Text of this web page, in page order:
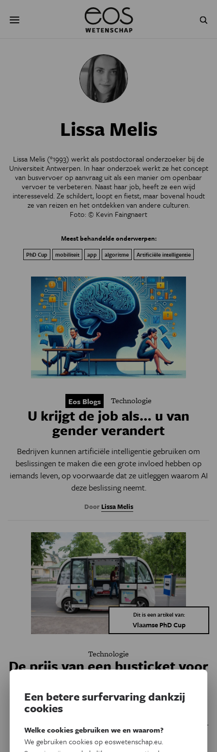
naar
NATUURWETENSCHAPPEN
PSYCHE & BREIN BLOGS
JONGE UITDAGERS
Lissa Melis
Lissa Melis (°1993) werkt als postdoctoraal onderzoeker bij de
Universiteit Antwerpen. In haar onderzoek werkt ze het concept
van busvervoer op aanvraag uit als een manier om openbaar
vervoer te verbeteren. Naast haar job, heeft ze een wijd
interesseveld. Ze schildert, loopt en fietst, maar bovenal houdt
ze van reizen en het ontdekken van andere culturen.
Foto: © Kevin Faingnaert
Meest behandelde onderwerpen:
PhD Cup mobiliteit app algoritme Artificiële intelligentie
Eos Blogs Technologie
U krijgt de job als… u van
gender verandert
Bedrijven kunnen artificiële intelligentie gebruiken om
beslissingen te maken die een grote invloed hebben op
iemands leven, op voorwaarde dat ze uitleggen waarom AI
deze beslissing neemt.
Door Lissa Melis
Dit is een artikel van:
Vlaamse PhD Cup
Technologie
De prijs van een busticket voor
Stel je voor dat je een bus zou boeken net zoals je een rit
via de taxi-app Uber kan bestellen. Dan moeten duizenden
passagiers in honderden bussen gepland worden in minder
dan 1 seconde. En zodra berekend, begint alles opnieuw
Een betere surfervaring dankzij
cookies
Welke cookies gebruiken we en waarom?
We gebruiken cookies op eoswetenschap.eu.